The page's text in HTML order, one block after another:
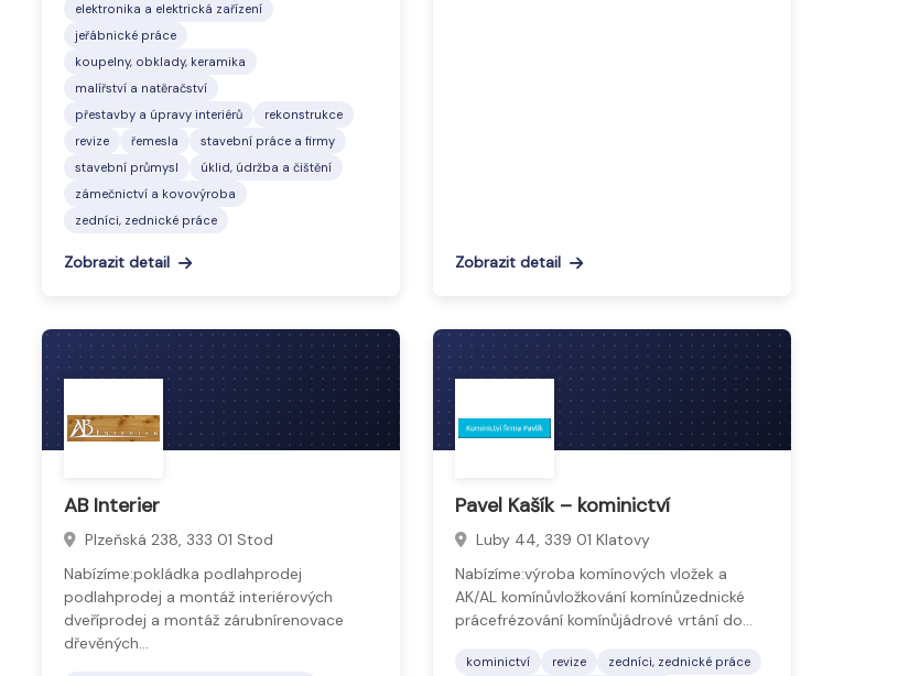
elektronika a elektrická zařízení
jeřábnické práce
koupelny, obklady, keramika
malířství a natěračství
přestavby a úpravy interiérů
rekonstrukce
revize
řemesla
stavební práce a firmy
stavební průmysl
úklid, údržba a čištění
zámečnictví a kovovýroba
zedníci, zednické práce
Zobrazit detail Zobrazit detail
AB Interier
Plzeňská 238, 333 01 Stod
Nabízíme:pokládka podlahprodej
podlahprodej a montáž interiérových
dveříprodej a montáž zárubnírenovace
dřevěných…
Pavel Kašík – kominictví
Luby 44, 339 01 Klatovy
Nabízíme:výroba komínových vložek a
AK/AL komínůvložkování komínůzednické
prácefrézování komínůjádrové vrtání do…
kominictví revize
zedníci, zednické práce